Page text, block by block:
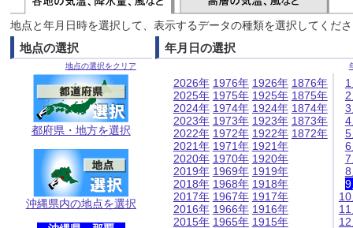
地点と年月日時を選択して、表示するデータの種類を選択してくだ
地点の選択
地点の選択をクリア
都府県・地方を選択
沖縄県内の地点を選択
年月日の選択
2026年
2025年
2024年
2023年
2022年
2021年
2020年
2019年
2018年
2017年
2016年
2015年
1976年
1975年
1974年
1973年
1972年
1971年
1970年
1969年
1968年
1967年
1966年
1965年
1926年
1925年
1924年
1923年
1922年
1921年
1920年
1919年
1918年
1917年
1916年
1915年
1876年
1875年
1874年
1873年
1872年